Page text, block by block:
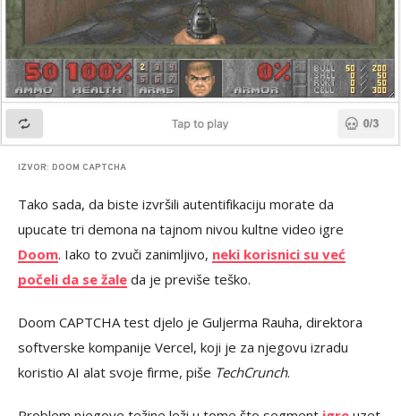
IZVOR: DOOM CAPTCHA
Tako sada, da biste izvršili autentifikaciju morate da
upucate tri demona na tajnom nivou kultne video igre
Doom. Iako to zvuči zanimljivo, neki korisnici su već
počeli da se žale da je previše teško.
Doom CAPTCHA test djelo je Guljerma Rauha, direktora
softverske kompanije Vercel, koji je za njegovu izradu
koristio AI alat svoje firme, piše TechCrunch.